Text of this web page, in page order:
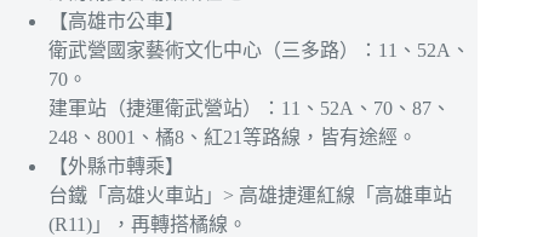
【高雄市公車】
衛武營國家藝術文化中心（三多路）：11、52A、
70。
建軍站（捷運衛武營站）：11、52A、70、87、
248、8001、橘8、紅21等路線，皆有途經。
【外縣市轉乘】
台鐵「高雄火車站」> 高雄捷運紅線「高雄車站
(R11)」，再轉搭橘線。